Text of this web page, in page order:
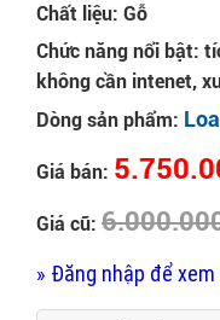
Chất liệu: Gỗ
Chức năng nổi bật:
không cần intenet,
Dòng sản phẩm:
Giá bán:
Giá cũ:
» Đăng nhập để xem